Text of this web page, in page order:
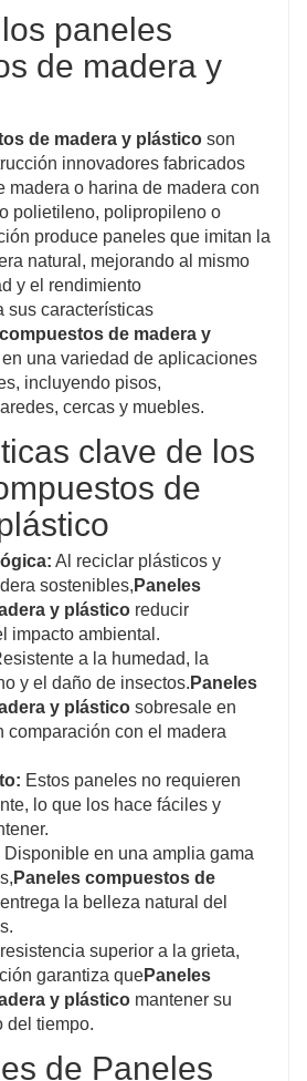
paneles
de madera y
de madera y plástico son
innovadores fabricados
madera o harina de madera con
polietileno, polipropileno o
produce paneles que imitan la
natural, mejorando al mismo
y el rendimiento
sus características
de madera y
una variedad de aplicaciones
incluyendo pisos,
cercas y muebles.
clave de los
de
Al reciclar plásticos y
sostenibles, Paneles
y plástico reducir
impacto ambiental.
a la humedad, la
y el daño de insectos. Paneles
y plástico sobresale en
comparación con el madera
Estos paneles no requieren
lo que los hace fáciles y
Disponible en una amplia gama
Paneles compuestos de
entrega la belleza natural del
superior a la grieta,
garantiza quePaneles
y plástico mantener su
del tiempo.
de Paneles